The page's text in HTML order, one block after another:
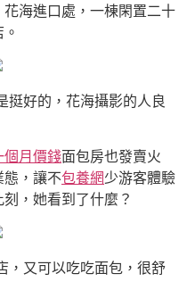
海進口處，一棟閑置二十
挺好的，花海攝影的人良
個月價錢面包房也發賣火
，讓不包養網少游客體驗
刻，她看到了什麼？
，又可以吃吃面包，很舒